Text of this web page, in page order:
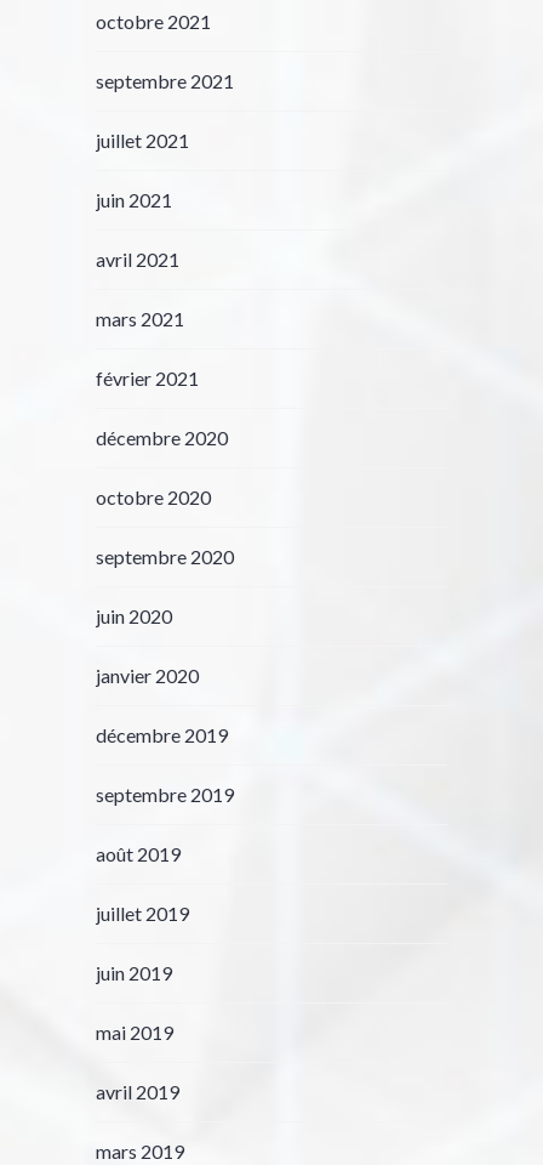
octobre 2021
septembre 2021
juillet 2021
juin 2021
avril 2021
mars 2021
février 2021
décembre 2020
octobre 2020
septembre 2020
juin 2020
janvier 2020
décembre 2019
septembre 2019
août 2019
juillet 2019
juin 2019
mai 2019
avril 2019
mars 2019